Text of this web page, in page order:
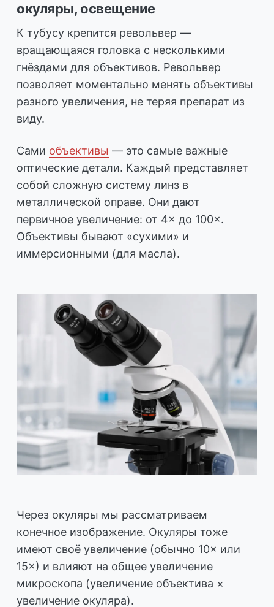
окуляры, освещение
К тубусу крепится револьвер —
вращающаяся головка с несколькими
гнёздами для объективов. Револьвер
позволяет моментально менять объективы
разного увеличения, не теряя препарат из
виду.
Сами объективы — это самые важные
оптические детали. Каждый представляет
собой сложную систему линз в
металлической оправе. Они дают
первичное увеличение: от 4× до 100×.
Объективы бывают «сухими» и
иммерсионными (для масла).
Через окуляры мы рассматриваем
конечное изображение. Окуляры тоже
имеют своё увеличение (обычно 10× или
15×) и влияют на общее увеличение
микроскопа (увеличение объектива ×
увеличение окуляра).